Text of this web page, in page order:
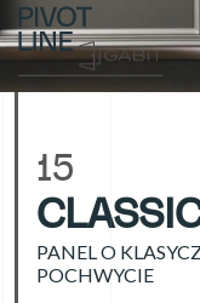
15
PANEL O
POCHWYCIE